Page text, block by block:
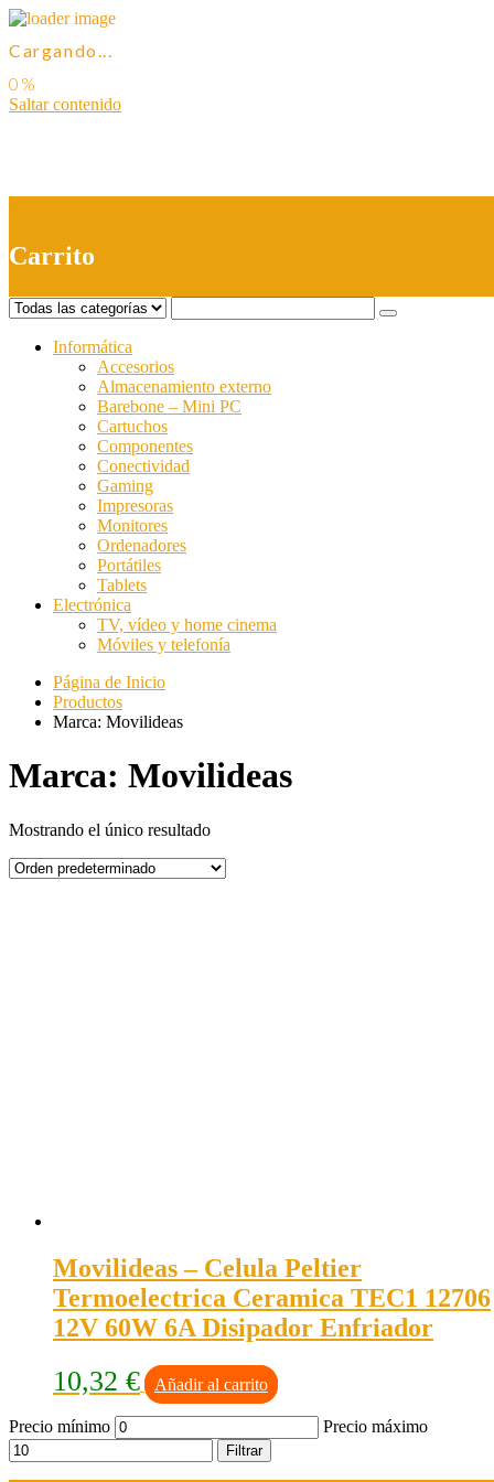
Cargando...
Saltar contenido
Carrito
Informática
Accesorios
Almacenamiento externo
Barebone – Mini PC
Cartuchos
Componentes
Conectividad
Gaming
Impresoras
Monitores
Ordenadores
Portátiles
Tablets
Electrónica
TV, vídeo y home cinema
Móviles y telefonía
Página de Inicio
Productos
Marca: Movilideas
Marca: Movilideas
Mostrando el único resultado
Movilideas – Celula Peltier
Termoelectrica Ceramica TEC1 12706
12V 60W 6A Disipador Enfriador
10,32 € Añadir al carrito
Precio mínimo Precio máximo
Filtrar